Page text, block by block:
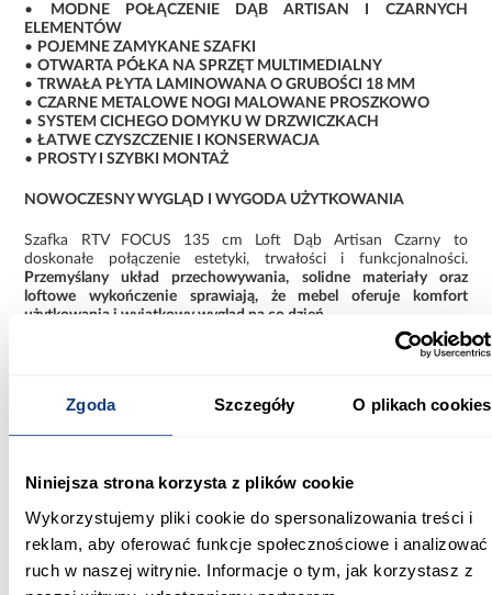
Zgoda Szczegóły O plikach cookies
Niniejsza strona korzysta z plików cookie
Wykorzystujemy pliki cookie do spersonalizowania treści i
reklam, aby oferować funkcje społecznościowe i analizować
ruch w naszej witrynie. Informacje o tym, jak korzystasz z
•
MODNE POŁĄCZENIE DĄB ARTISAN I CZARNYCH
ELEMENTÓW
• POJEMNE ZAMYKANE SZAFKI
•OTWARTA PÓŁKA NA SPRZĘT MULTIMEDIALNY
•TRWAŁA PŁYTA LAMINOWANA O GRUBOŚCI 18 MM
•CZARNE METALOWE NOGI MALOWANE PROSZKOWO
•SYSTEM CICHEGO DOMYKU W DRZWICZKACH
•ŁATWE CZYSZCZENIE I KONSERWACJA
• PROSTY I SZYBKI MONTAŻ
NOWOCZESNY WYGLĄD I WYGODA UŻYTKOWANIA
Szafka RTV FOCUS 135 cm Loft Dąb Artisan Czarny to
doskonałe połączenie estetyki, trwałości i funkcjonalności.
Przemyślany układ przechowywania, solidne materiały oraz
loftowe wykończenie sprawiają, że mebel oferuje komfort
użytkowania i wyjątkowy wygląd na co dzień.
Informacje o produkcie
Szerokość [cm]:
40.00
Wysokość [cm]: